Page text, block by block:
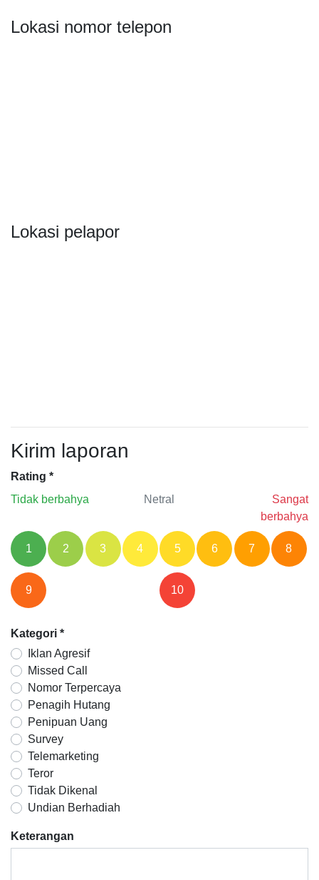
Lokasi nomor telepon
Lokasi pelapor
Kirim laporan
Rating *
Tidak berbahya
Netral
Sangat
berbahya
1 2 3 4 5 6 7 8
9 10
Kategori *
Iklan Agresif
Missed Call
Nomor Terpercaya
Penagih Hutang
Penipuan Uang
Survey
Telemarketing
Teror
Tidak Dikenal
Undian Berhadiah
Keterangan